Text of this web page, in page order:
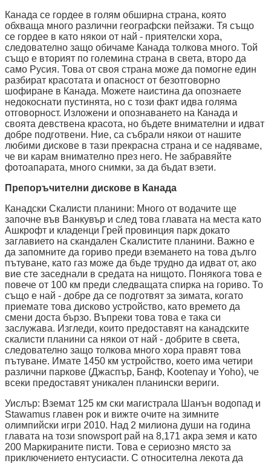
Канада се гордее в голям обширна страна, която
обхваща много различни географски пейзажи. Тя също
се гордее в като някои от най - приятелски хора,
следователно защо обичаме Канада толкова много. Той
също е вторият по големина страна в света, второ да
само Русия. Това от своя страна може да помогне един
разбират красотата и опасност от безотговорно
шофиране в Канада. Можете наистина да опознаете
недокоснати пустинята, но с този факт идва голяма
отговорност. Изложени и опознаването на Канада и
своята девствена красота, но бъдете внимателни и идват
добре подготвени. Ние, са събрали някои от нашите
любими дискове в тази прекрасна страна и се надяваме,
че ви карам внимателно през него. Не забравяйте
фотоапарата, много снимки, за да бъдат взети.
Препоръчителни дискове в Канада
Канадски Скалисти планини: Много от водачите ще
започне във Ванкувър и след това главата на места като
Ашкрофт и кладенци Грей провинция парк докато
заглавието на скандален Скалистите планини. Важно е
да запомните да гориво преди вземането на това дълго
пътуване, като газ може да бъде трудно да идват от, ако
вие сте заседнали в средата на нищото. Понякога това е
повече от 100 км преди следващата спирка на гориво. То
също е най - добре да се подготвят за зимата, когато
приемате това дисково устройство, като времето да
смени доста бързо. Въпреки това това е така си
заслужава. Изгледи, които предоставят на канадските
скалисти планини са някои от най - добрите в света,
следователно защо толкова много хора правят това
пътуване. Имате 1450 км устройство, което има четири
различни паркове (Джаспър, Банф, Kootenay и Yoho), че
всеки предоставят уникален планински вериги.
Уислър: Вземат 125 км ски магистрала Шанън водопад и
Stawamus главен рок и вижте очите на зимните
олимпийски игри 2010. Над 2 милиона души на година
главата на този snowsport рай на 8,171 акра земя и като
200 Маркираните писти. Това е сериозно място за
приключението ентусиасти. С относителна лекота да